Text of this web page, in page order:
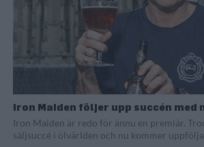
Iron Maiden följer upp succén med
Iron Maiden är redo för ännu en premiär.
säljsuccé i ölvärlden och nu kommer